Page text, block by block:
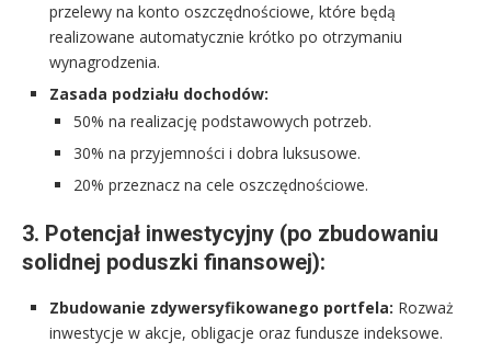
przelewy na konto oszczędnościowe, które będą
realizowane automatycznie krótko po otrzymaniu
wynagrodzenia.
Zasada podziału dochodów:
50% na realizację podstawowych potrzeb.
30% na przyjemności i dobra luksusowe.
20% przeznacz na cele oszczędnościowe.
3. Potencjał inwestycyjny (po zbudowaniu
solidnej poduszki finansowej):
Zbudowanie zdywersyfikowanego portfela: Rozważ
inwestycje w akcje, obligacje oraz fundusze indeksowe.